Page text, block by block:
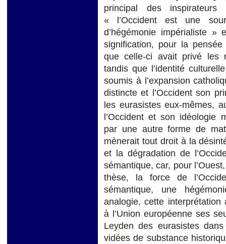
principal des
« l’Occident est une
d’hégémonie impérialiste »
signification, pour la
que celle-ci avait privé les
tandis que l’identité
soumis à l’expansion
distincte et l’Occident son
les eurasistes eux-mêmes,
l’Occident et son idéologie
par une autre forme de
mènerait tout droit à la
et la dégradation de
sémantique, car, pour
thèse, la force de
sémantique, une
analogie, cette interprétation
à l’Union européenne ses
Leyden des eurasistes
vidées de substance